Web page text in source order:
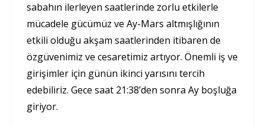
sabahın ilerleyen saatlerinde zorlu etkilerle
mücadele gücümüz ve Ay-Mars altmışlığının
etkili olduğu akşam saatlerinden itibaren de
özgüvenimiz ve cesaretimiz artıyor. Önemli iş ve
girişimler için günün ikinci yarısını tercih
edebiliriz. Gece saat 21:38’den sonra Ay boşluğa
giriyor.